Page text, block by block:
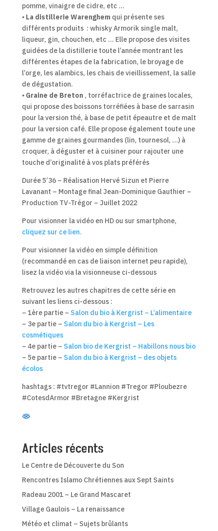
pomme, vinaigre de cidre, etc …
⦁ La distillerie Warenghemqui présente ses
différents produits : whisky Armorik single malt,
liqueur, gin, chouchen, etc … Elle propose des visites
guidées de la distillerie toute l’année montrant les
différentes étapes de la fabrication, le broyage de
l’orge, les alambics, les chais de vieillissement, la salle
de dégustation.
⦁ Graine de Breton, torréfactrice de graines locales,
qui propose des boissons torréfiées à base de sarrasin
pour la version thé, à base de petit épeautre et de malt
pour la version café. Elle propose également toute une
gamme de graines gourmandes (lin, tournesol, …) à
croquer, à déguster et à cuisiner pour rajouter une
touche d’originalité à vos plats préférés
Durée 5’36 – Réalisation Hervé Sizun et Pierre
Lavanant – Montage final Jean-Dominique Gauthier –
Production TV-Trégor – Juillet 2022
Pour visionner la vidéo en HD ou sur smartphone,
cliquez sur ce lien.
Pour visionner la vidéo en simple définition
(recommandé en cas de liaison internet peu rapide),
lisez la vidéo via la visionneuse ci-dessous
Retrouvez les autres chapitres de cette série en
suivant les liens ci-dessous :
– 1ère partie – Salon du bio à Kergrist – L’alimentaire
– 3e partie – Salon du bio à Kergrist – Les
cosmétiques
– 4e partie – Salon bio de Kergrist – Habillons nous bio
– 5e partie – Salon du bio à Kergrist – des objets
écolos
hashtags : #tvtregor #Lannion #Tregor #Ploubezre
#CotesdArmor #Bretagne #Kergrist
Articles récents
Le Centre de Découverte du Son
Rencontres Islamo Chrétiennes aux Sept Saints
Radeau 2001 – Le Grand Mascaret
Village Gaulois – La renaissance
Météo et climat – Sujets brûlants